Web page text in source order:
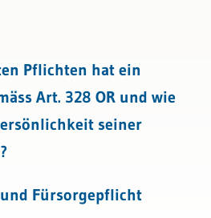
Pflichten hat ein
Art. 328 OR und wie
seiner
Fürsorgepflicht